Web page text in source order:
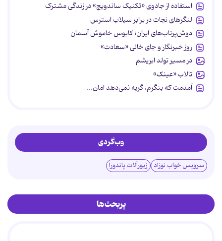
استفاده از جادوی «تکنیک ساندویچ» در زندگی مشترک
لنگرهای نجات در برابر سیلاب استرس
دوش‌پرتاب‌های ایران؛ کابوس خاموش آسمان
روز خبرنگار و جای خالی «سعادت»
در مسیر تولد ابریشم
تالاب «عینک»
آمدمت که بنگرم، گریه نمی‌دهد امان...
وب‌گردی
سرویس خواب نوزاد زیورآلات پاندورا
پربحث‌ها